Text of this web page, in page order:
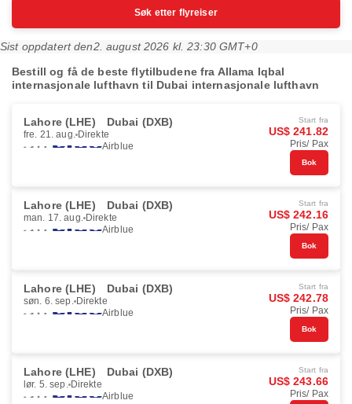
Søk etter flyreiser
Sist oppdatert den2. august 2026 kl. 23:30 GMT+0
Bestill og få de beste flytilbudene fra Allama Iqbal
internasjonale lufthavn til Dubai internasjonale lufthavn
Lahore (LHE) Dubai (DXB)
fre. 21. aug. Direkte
Airblue
Start fra
US$ 241.82
Pris/ Pax
Bok
Lahore (LHE) Dubai (DXB)
man. 17. aug. Direkte
Airblue
Start fra
US$ 242.16
Pris/ Pax
Bok
Lahore (LHE) Dubai (DXB)
søn. 6. sep. Direkte
Airblue
Start fra
US$ 242.78
Pris/ Pax
Bok
Lahore (LHE) Dubai (DXB)
lør. 5. sep. Direkte
Airblue
Start fra
US$ 243.66
Pris/ Pax